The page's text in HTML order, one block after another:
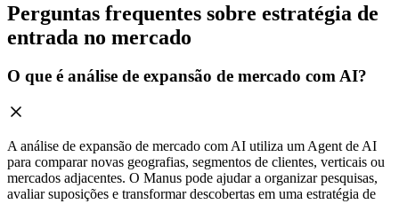
Perguntas frequentes sobre estratégia de
entrada no mercado
O que é análise de expansão de mercado com AI?
A análise de expansão de mercado com AI utiliza um Agent de AI
para comparar novas geografias, segmentos de clientes, verticais ou
mercados adjacentes. O Manus pode ajudar a organizar pesquisas,
avaliar suposições e transformar descobertas em uma estratégia de